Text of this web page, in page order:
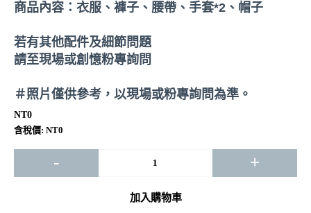
商品內容：衣服、褲子、腰帶、手套*2、帽子
若有其他配件及細節問題
請至現場或創憶粉專詢問
＃照片僅供參考，以現場或粉專詢問為準。
NT0
含稅價: NT0
- +
加入購物車